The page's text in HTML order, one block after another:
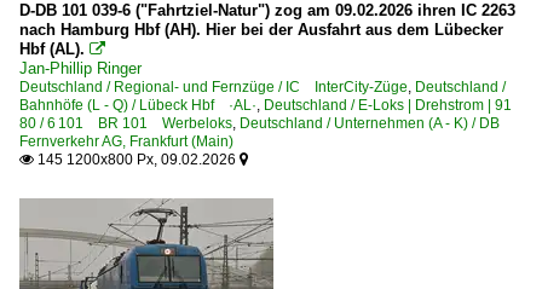
D-DB 101 039-6 ("Fahrtziel-Natur") zog am 09.02.2026 ihren IC 2263
nach Hamburg Hbf (AH). Hier bei der Ausfahrt aus dem Lübecker
Hbf (AL). 
Jan-Phillip Ringer
Deutschland / Regional- und Fernzüge / IC InterCity-Züge, Deutschland /
Bahnhöfe (L - Q) / Lübeck Hbf ·AL·, Deutschland / E-Loks | Drehstrom | 91
80 / 6 101 BR 101 Werbeloks, Deutschland / Unternehmen (A - K) / DB
Fernverkehr AG, Frankfurt (Main)
 145 1200x800 Px, 09.02.2026 